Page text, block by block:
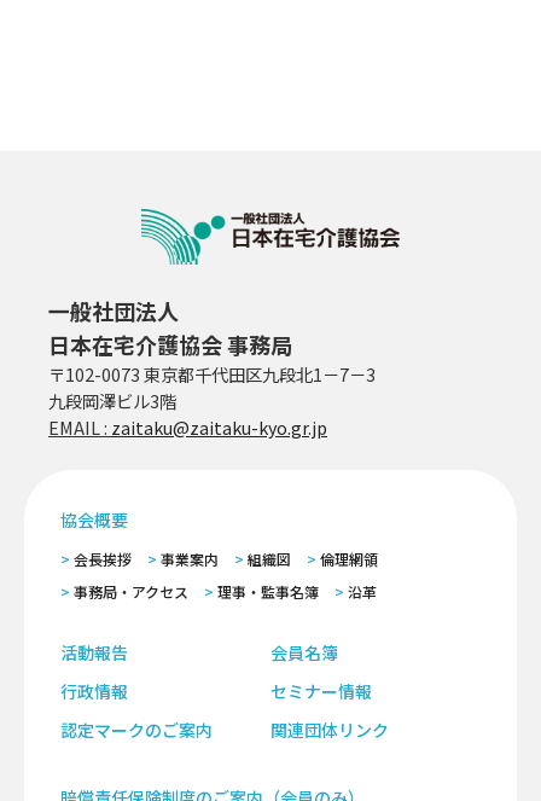
一般社団法人
日本在宅介護協会 事務局
〒102-0073 東京都千代田区九段北1－7－3
九段岡澤ビル3階
EMAIL : zaitaku@zaitaku-kyo.gr.jp
協会概要
会長挨拶 事業案内 組織図
倫理網領
事務局・アクセス
理事・監事名簿 沿革
活動報告
会員名簿
行政情報
セミナー情報
認定マークのご案内
関連団体リンク